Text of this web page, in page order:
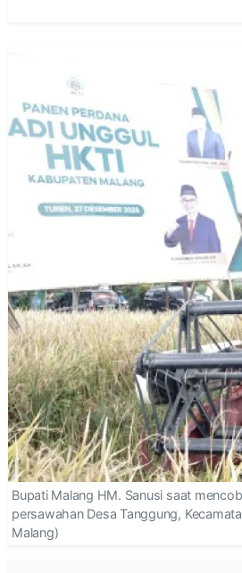
Bupati Malang HM. Sanusi saat
persawahan Desa Tanggung,
Malang)